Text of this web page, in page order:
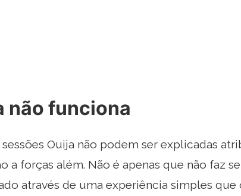
não funciona
Ouija não podem ser explicadas
a forças além. Não é apenas que não faz
através de uma experiência simples que